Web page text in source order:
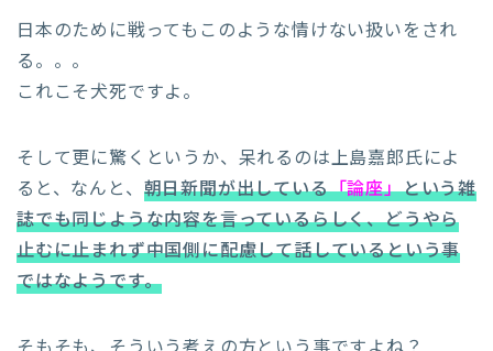
日本のために戦ってもこのような情けない扱いをされ
る。。。
これこそ犬死ですよ。
そして更に驚くというか、呆れるのは上島嘉郎氏によ
ると、なんと、 朝日新聞が出している「論座」という雑
誌でも同じような内容を言っているらしく、どうやら
止むに止まれず中国側に配慮して話しているという事
ではなようです。